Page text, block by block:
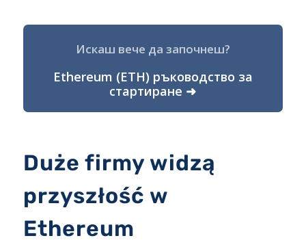
Искаш вече да започнеш?
Ethereum (ETH) ръководство за
стартиране ➜
Duże firmy widzą
przyszłość w
Ethereum